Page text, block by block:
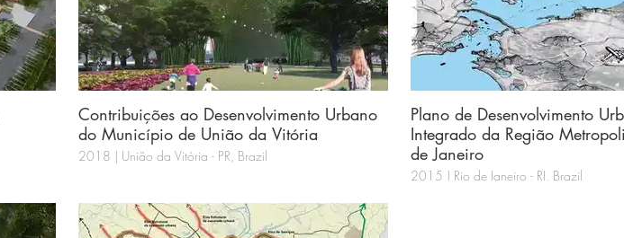
Contribuições ao Desenvolvimento Urbano
do Município de União da Vitória
2018 | União da Vitória - PR, Brazil
Plano de Desenvolvimento
Integrado da Região
de Janeiro
2015 | Rio de Janeiro - RJ, Brazil